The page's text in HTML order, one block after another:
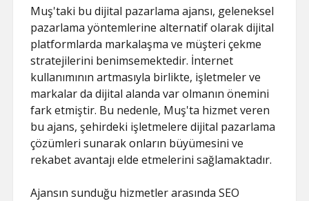
Muş'taki bu dijital pazarlama ajansı, geleneksel
pazarlama yöntemlerine alternatif olarak dijital
platformlarda markalaşma ve müşteri çekme
stratejilerini benimsemektedir. İnternet
kullanımının artmasıyla birlikte, işletmeler ve
markalar da dijital alanda var olmanın önemini
fark etmiştir. Bu nedenle, Muş'ta hizmet veren
bu ajans, şehirdeki işletmelere dijital pazarlama
çözümleri sunarak onların büyümesini ve
rekabet avantajı elde etmelerini sağlamaktadır.
Ajansın sunduğu hizmetler arasında SEO